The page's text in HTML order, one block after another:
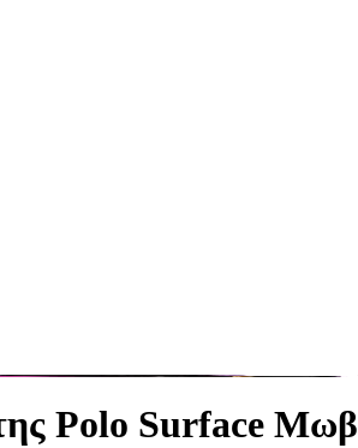
Polo Surface Μωβ